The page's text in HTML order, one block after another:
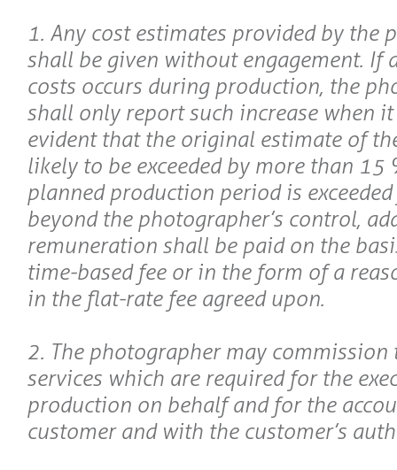
1. Any cost estimates provided by the
shall be given without engagement. If
costs occurs during production, the
shall only report such increase when it
evident that the original estimate of
likely to be exceeded by more than 15
planned production period is
beyond the photographer’s control,
remuneration shall be paid on the
time-based fee or in the form of a
in the flat-rate fee agreed upon.
2. The photographer may
services which are required for the
production on behalf and for the
customer and with the customer’s